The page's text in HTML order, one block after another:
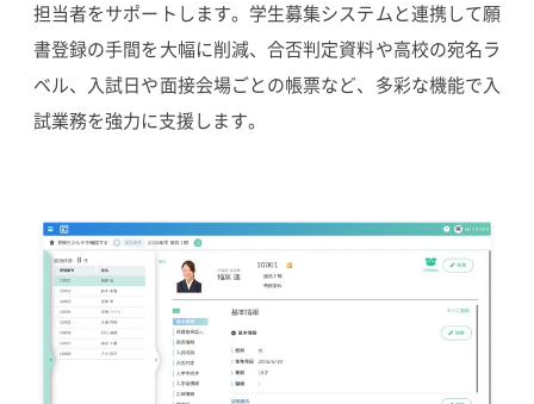
担当者をサポートします。学生募集システムと連携して願
書登録の手間を大幅に削減、合否判定資料や高校の宛名ラ
ベル、入試日や面接会場ごとの帳票など、多彩な機能で入
試業務を強力に支援します。